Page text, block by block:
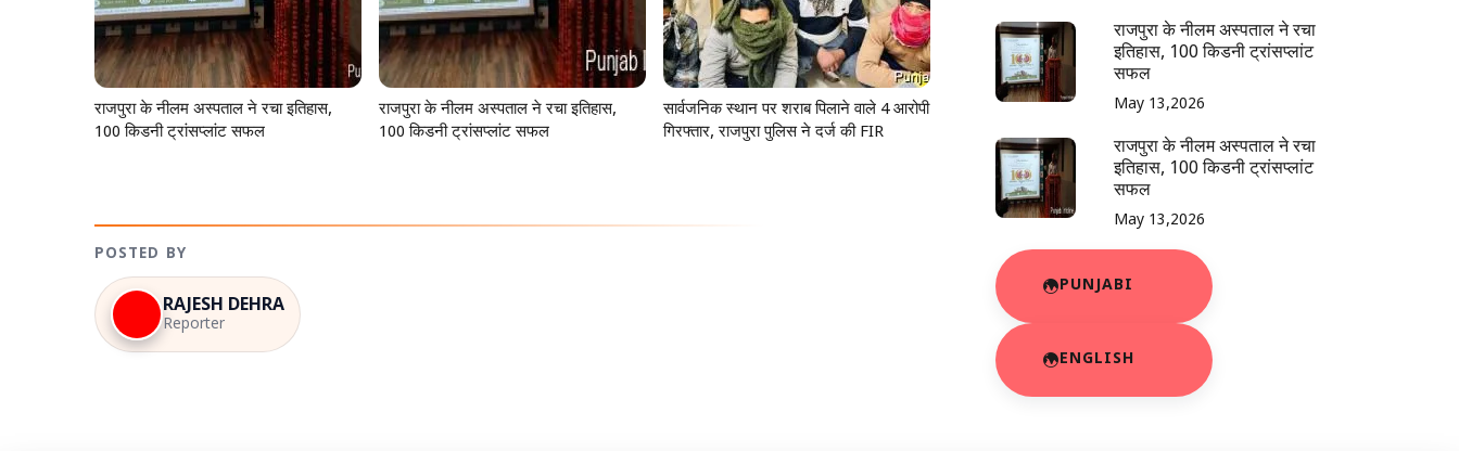
राजपुरा के नीलम अस्पताल ने रचा इतिहास,
100 किडनी ट्रांसप्लांट सफल
राजपुरा के नीलम अस्पताल ने रचा इतिहास,
100 किडनी ट्रांसप्लांट सफल
सार्वजनिक स्थान पर शराब पिलाने वाले 4 आरोपी
गिरफ्तार, राजपुरा पुलिस ने दर्ज की FIR
POSTED BY
RAJESH DEHRA
Reporter
राजपुरा के नीलम अस्पताल ने रचा
इतिहास, 100 किडनी ट्रांसप्लांट
सफल
May 13,2026
राजपुरा के नीलम अस्पताल ने रचा
इतिहास, 100 किडनी ट्रांसप्लांट
सफल
May 13,2026
PUNJABI
ENGLISH